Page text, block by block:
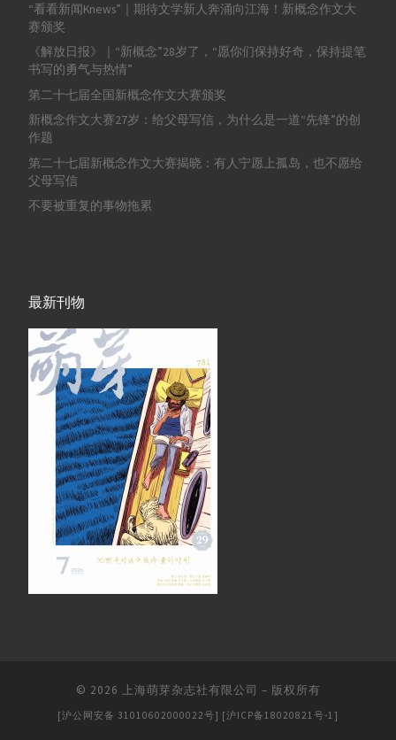
“看看新闻Knews”｜期待文学新人奔涌向江海！新概念作文大
赛颁奖
《解放日报》｜“新概念”28岁了，“愿你们保持好奇，保持提笔
书写的勇气与热情”
第二十七届全国新概念作文大赛颁奖
新概念作文大赛27岁：给父母写信，为什么是一道“先锋”的创
作题
第二十七届新概念作文大赛揭晓：有人宁愿上孤岛，也不愿给
父母写信
不要被重复的事物拖累
最新刊物
© 2026 上海萌芽杂志社有限公司 – 版权所有
[沪公网安备 31010602000022号] [沪ICP备18020821号-1]